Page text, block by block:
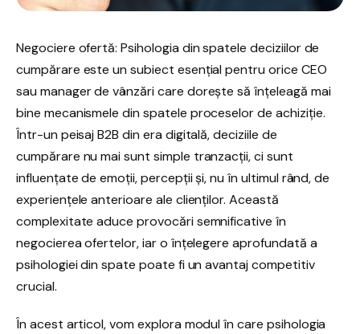
Negociere ofertă: Psihologia din spatele deciziilor de
cumpărare este un subiect esențial pentru orice CEO
sau manager de vânzări care dorește să înțeleagă mai
bine mecanismele din spatele proceselor de achiziție.
Într-un peisaj B2B din era digitală, deciziile de
cumpărare nu mai sunt simple tranzacții, ci sunt
influențate de emoții, percepții și, nu în ultimul rând, de
experiențele anterioare ale clienților. Această
complexitate aduce provocări semnificative în
negocierea ofertelor, iar o înțelegere aprofundată a
psihologiei din spate poate fi un avantaj competitiv
crucial.
În acest articol, vom explora modul în care psihologia